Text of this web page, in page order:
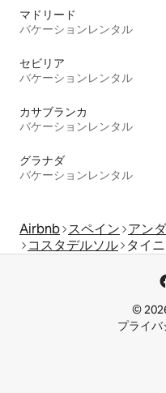
マドリード
バケーションレンタル
セビリア
バケーションレンタル
カサブランカ
バケーションレンタル
グラナダ
バケーションレンタル
Airbnb スペイン アン
コスタデルソル タイ
©
プライバ